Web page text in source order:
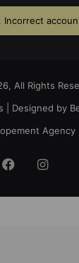
Incorrect
All Rights
| Designed by
Agency
Facebook